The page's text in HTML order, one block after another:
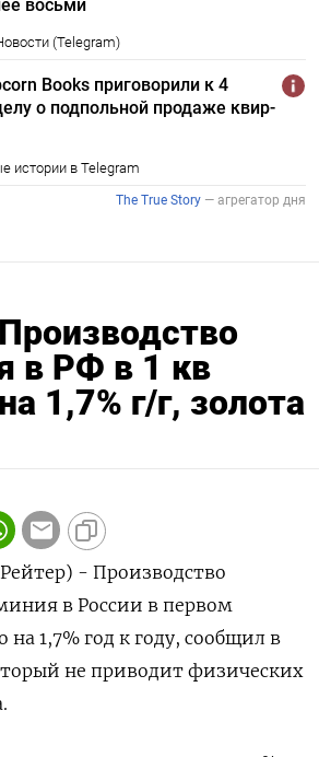
в РФ в 1 кв
1,7% г/г, золота
- Производство
в России в первом
на 1,7% год к году, сообщил в
не приводит физических